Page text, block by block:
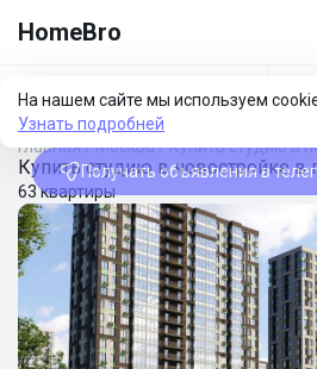
HomeBro
На нашем сайте мы используем
Узнать подробней
Получать объявления в
Фильтры
Главная/Москва/Купить студию в
Купить студию в новостройке в
63 квартиры